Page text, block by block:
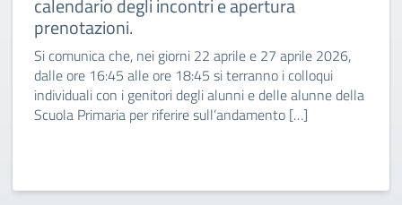
calendario degli incontri e apertura
prenotazioni.
Si comunica che, nei giorni 22 aprile e 27 aprile 2026,
dalle ore 16:45 alle ore 18:45 si terranno i colloqui
individuali con i genitori degli alunni e delle alunne della
Scuola Primaria per riferire sull’andamento […]